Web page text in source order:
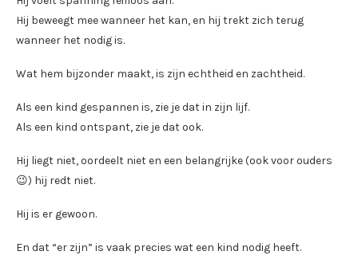
Hij beweegt mee wanneer het kan, en hij trekt zich terug
wanneer het nodig is.
Wat hem bijzonder maakt, is zijn echtheid en zachtheid.
Als een kind gespannen is, zie je dat in zijn lijf.
Als een kind ontspant, zie je dat ook.
Hij liegt niet, oordeelt niet en een belangrijke (ook voor ouders
😉) hij redt niet.
Hij is er gewoon.
En dat “er zijn” is vaak precies wat een kind nodig heeft.